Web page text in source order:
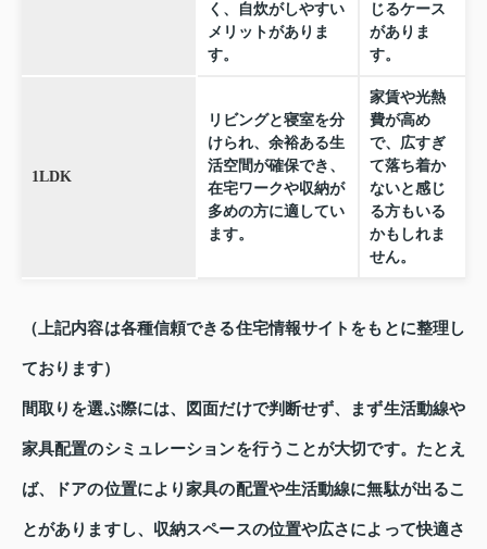
く、自炊がしやすい
メリットがありま
す。
じるケース
がありま
す。
1LDK
リビングと寝室を分
けられ、余裕ある生
活空間が確保でき、
在宅ワークや収納が
多めの方に適してい
ます。
家賃や光熱
費が高め
で、広すぎ
て落ち着か
ないと感じ
る方もいる
かもしれま
せん。
（上記内容は各種信頼できる住宅情報サイトをもとに整理し
ております）
間取りを選ぶ際には、図面だけで判断せず、まず生活動線や
家具配置のシミュレーションを行うことが大切です。たとえ
ば、ドアの位置により家具の配置や生活動線に無駄が出るこ
とがありますし、収納スペースの位置や広さによって快適さ